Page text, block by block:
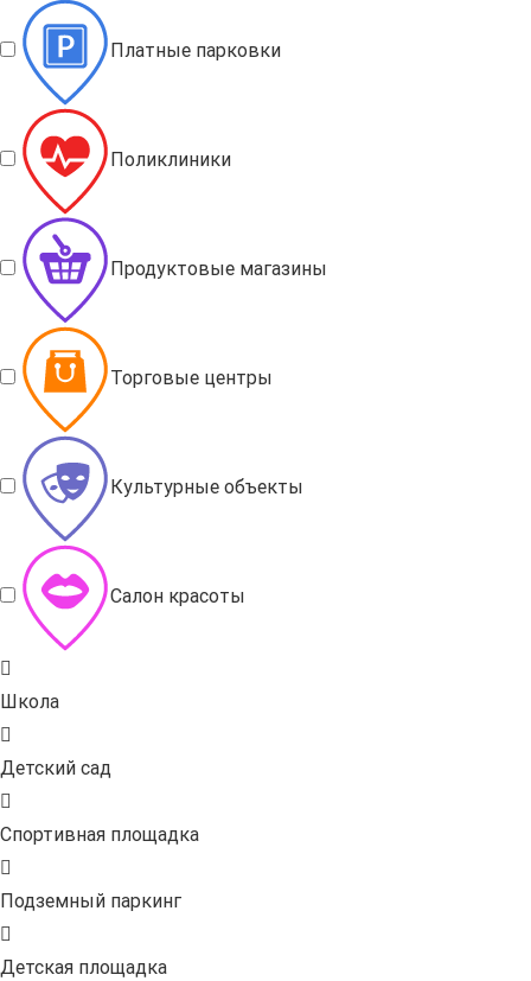
Платные парковки
Поликлиники
Продуктовые магазины
Торговые центры
Культурные объекты
Салон красоты
Школа
Детский сад
Спортивная площадка
Подземный паркинг
Детская площадка